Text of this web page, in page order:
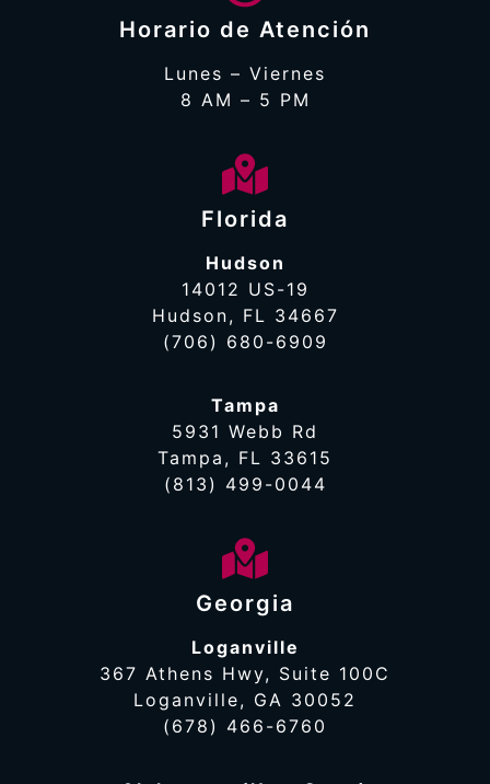
Horario de Atención
Lunes – Viernes
8 AM – 5 PM
Georgia
Loganville
367 Athens Hwy, Suite 100C
Loganville, GA 30052
(678) 466-6760
Florida
Hudson
14012 US-19
Hudson, FL 34667
(706) 680-6909
Tampa
5931 Webb Rd
Tampa, FL 33615
(813) 499-0044